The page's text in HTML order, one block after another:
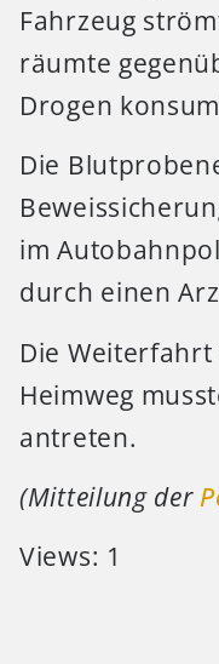
Fahrzeug
räumte
Drogen
Die
im
durch einen
Die
Heimweg
antreten.
(Mitteilung der
Views: 1